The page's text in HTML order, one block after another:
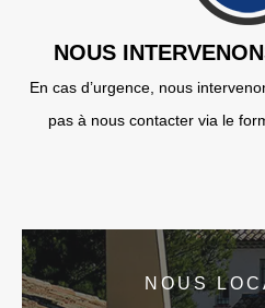
NOUS
En cas d’urgence, nous
pas à nous contacter via le
NOUS